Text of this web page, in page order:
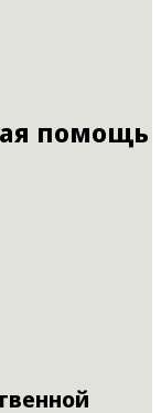
помощь